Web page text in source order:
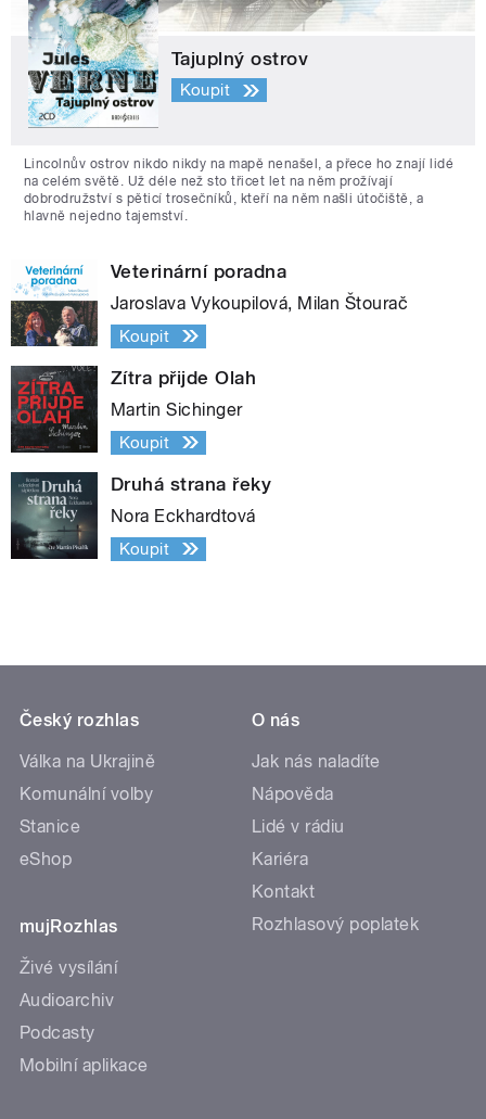
Tajuplný ostrov
Koupit
Lincolnův ostrov nikdo nikdy na mapě nenašel, a přece ho znají lidé
na celém světě. Už déle než sto třicet let na něm prožívají
dobrodružství s pěticí trosečníků, kteří na něm našli útočiště, a
hlavně nejedno tajemství.
Veterinární poradna
Jaroslava Vykoupilová, Milan Štourač
Koupit
Zítra přijde Olah
Martin Sichinger
Koupit
Druhá strana řeky
Nora Eckhardtová
Koupit
Český rozhlas
Válka na Ukrajině
Komunální volby
Stanice
eShop
mujRozhlas
Živé vysílání
Audioarchiv
Podcasty
Mobilní aplikace
O nás
Jak nás naladíte
Nápověda
Lidé v rádiu
Kariéra
Kontakt
Rozhlasový poplatek